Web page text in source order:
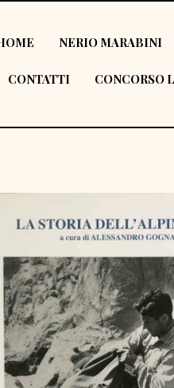
NERIO MARABINI
CONTATTI CONCORSO